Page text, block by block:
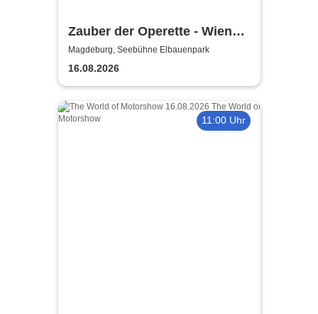
Zauber der Operette - Wiener
Operetten Revue mit Solisten,
Ballett und Orchester
Magdeburg, Seebühne Elbauenpark
16.08.2026
11:00 Uhr